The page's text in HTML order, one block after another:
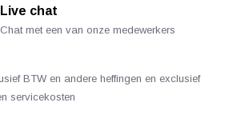
Live chat
Chat met een van onze medewerkers
BTW en andere heffingen en exclusief
servicekosten